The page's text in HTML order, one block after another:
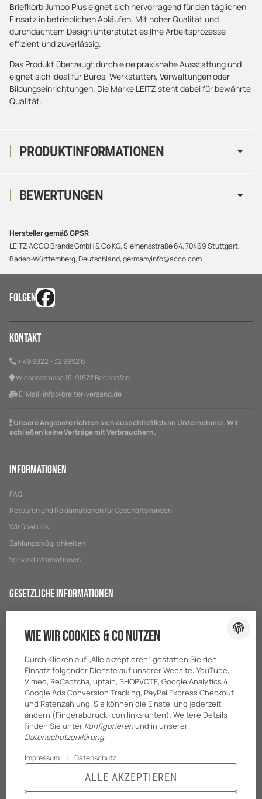
PRODUKTINFORMATIONEN
Briefkorb Jumbo Plus eignet sich hervorragend für den täglichen
Einsatz in betrieblichen Abläufen. Mit hoher Qualität und
durchdachtem Design unterstützt es Ihre Arbeitsprozesse
effizient und zuverlässig.
Das Produkt überzeugt durch eine praxisnahe Ausstattung und
eignet sich ideal für Büros, Werkstätten, Verwaltungen oder
Bildungseinrichtungen. Die Marke LEITZ steht dabei für bewährte
Qualität.
BEWERTUNGEN
Hersteller gemäß GPSR
LEITZ ACCO Brands GmbH & Co KG, Siemensstraße 64, 70469 Stuttgart,
Baden-Württemberg, Deutschland, germanyinfo@acco.com
FOLGEN
Kontakt
+ 49 9822 - 32 9992 6
Wiesenstrasse 15, 91572 Bechhofen
E-Mail: info@breiter-versand.de
Unsere Angebote richten sich ausschließlich an Unternehmer. Wir
schließen keine Verträge mit Verbrauchern.
Informationen
FAQ
Retouren und Reklamationen für Geschäftskunden
Wir über uns
Zahlungsmöglichkeiten
Versandinformationen
Gesetzliche Informationen
Impressum
Batteriegesetzhinweise
Wie wir Cookies & Co nutzen
Durch Klicken auf „Alle akzeptieren“ gestatten Sie den
Einsatz folgender Dienste auf unserer Website: YouTube,
Vimeo, ReCaptcha, uptain, SHOPVOTE, Google Analytics 4,
Google Ads Conversion Tracking, PayPal Express Checkout
und Ratenzahlung. Sie können die Einstellung jederzeit
ändern (Fingerabdruck-Icon links unten). Weitere Details
finden Sie unter Konfigurierenund in unserer
Datenschutzerklärung.
Impressum | Datenschutz
ALLE AKZEPTIEREN